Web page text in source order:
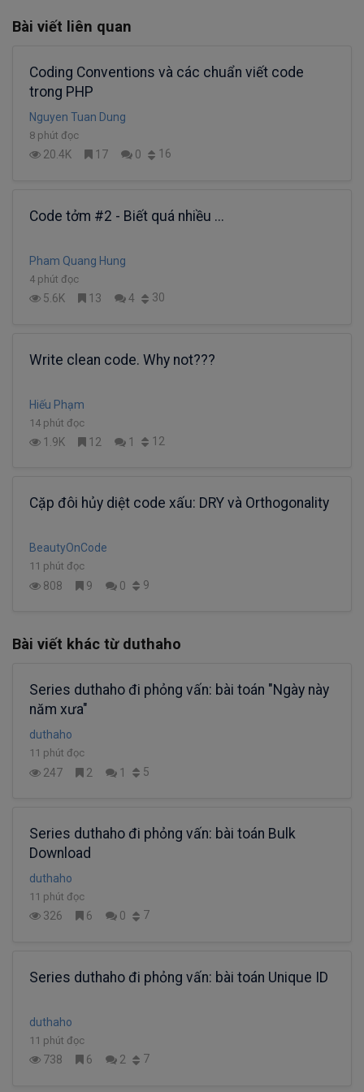
Bài viết liên quan
Coding Conventions và các chuẩn viết code
trong PHP
Nguyen Tuan Dung
8 phút đọc
20.4K 17 0 16
Code tởm #2 - Biết quá nhiều ...
Pham Quang Hung
4 phút đọc
5.6K 13 4 30
Write clean code. Why not???
Hiếu Phạm
14 phút đọc
1.9K 12 1 12
Cặp đôi hủy diệt code xấu: DRY và Orthogonality
BeautyOnCode
11 phút đọc
808 9 0 9
Bài viết khác từ duthaho
Series duthaho đi phỏng vấn: bài toán "Ngày này
năm xưa"
duthaho
11 phút đọc
247 2 1 5
Series duthaho đi phỏng vấn: bài toán Bulk
Download
duthaho
11 phút đọc
326 6 0 7
Series duthaho đi phỏng vấn: bài toán Unique ID
duthaho
11 phút đọc
738 6 2 7